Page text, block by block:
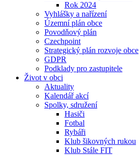
Rok 2024
Vyhlášky a nařízení
Územní plán obce
Povodňový plán
Czechpoint
Strategický plán rozvoje obce
GDPR
Podklady pro zastupitele
Život v obci
Aktuality
Kalendář akcí
Spolky, sdružení
Hasiči
Fotbal
Rybáři
Klub šikovných rukou
Klub Stále FIT